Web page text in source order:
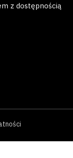
z dostępnością